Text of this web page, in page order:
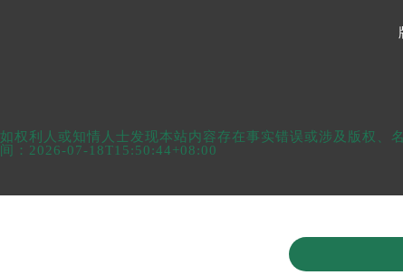
如权利人或知情人士发现本站内容存在事实错误或涉及版权
间：2026-07-18T15:50:44+08:00